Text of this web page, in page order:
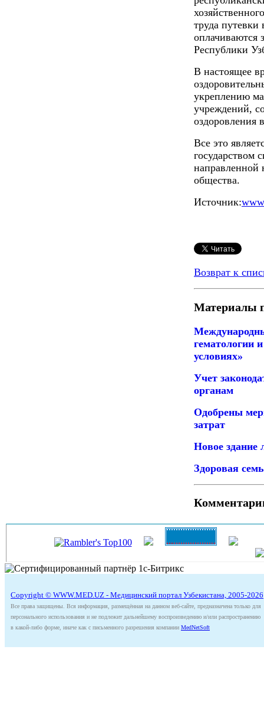
труда путевки
оплачиваются
Республики
В настоящее
укреплению
учреждений,
оздоровления
Все это
государством
направленной
общества.
Источник:
Возврат к
Материалы
гематологии
условиях»
Учет
органам
Одобрены
затрат
Новое здание
Здоровая
Copyright © WWW.MED.UZ - Медицинский портал Узбекистана, 2005-2026
Все права защищены. Вся информация, размещённая на данном веб-сайте, предназначена только для
персонального использования и не подлежит дальнейшему воспроизведению и/или распространению
в какой-либо форме, иначе как с письменного разрешения компании MedNetSoft